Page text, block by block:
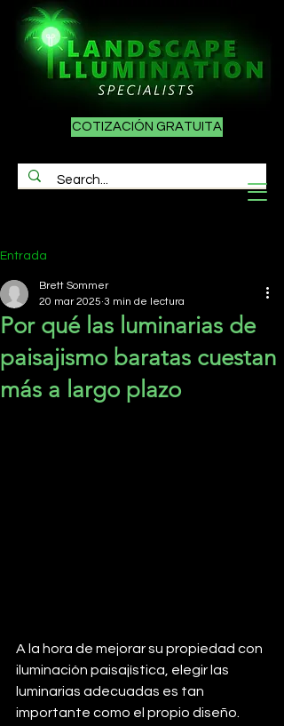
COTIZACIÓN GRATUITA
Entrada
Por qué las luminarias de
paisajismo baratas cuestan
más a largo plazo
Brett Sommer
20 mar 2025 3 min de lectura
A la hora de mejorar su propiedad con
iluminación paisajística, elegir las
luminarias adecuadas es tan
importante como el propio diseño.